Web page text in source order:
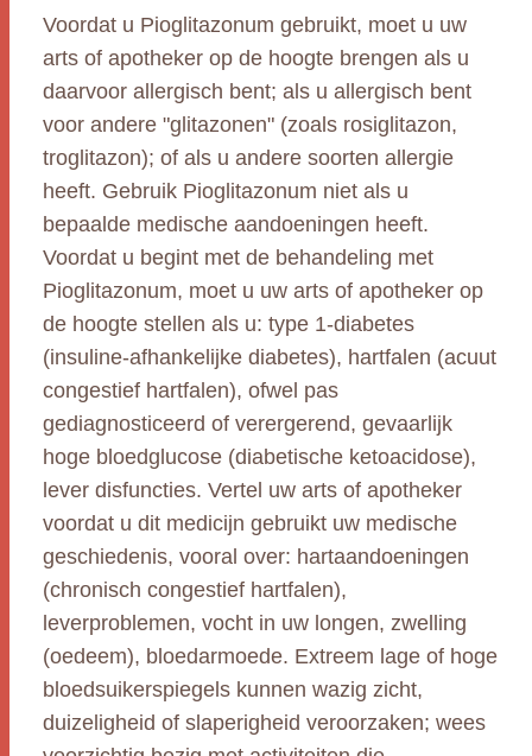
Voordat u Pioglitazonum gebruikt, moet u uw
arts of apotheker op de hoogte brengen als u
daarvoor allergisch bent; als u allergisch bent
voor andere "glitazonen" (zoals rosiglitazon,
troglitazon); of als u andere soorten allergie
heeft. Gebruik Pioglitazonum niet als u
bepaalde medische aandoeningen heeft.
Voordat u begint met de behandeling met
Pioglitazonum, moet u uw arts of apotheker op
de hoogte stellen als u: type 1-diabetes
(insuline-afhankelijke diabetes), hartfalen (acuut
congestief hartfalen), ofwel pas
gediagnosticeerd of verergerend, gevaarlijk
hoge bloedglucose (diabetische ketoacidose),
lever disfuncties. Vertel uw arts of apotheker
voordat u dit medicijn gebruikt uw medische
geschiedenis, vooral over: hartaandoeningen
(chronisch congestief hartfalen),
leverproblemen, vocht in uw longen, zwelling
(oedeem), bloedarmoede. Extreem lage of hoge
bloedsuikerspiegels kunnen wazig zicht,
duizeligheid of slaperigheid veroorzaken; wees